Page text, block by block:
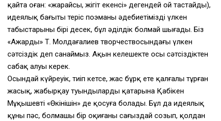
қайта оған: «жарайсың, жігіт екенсің» дегендей ой тастайды),
идеялық бағыты теріс поэманы әдебиетіміздің үлкен
табыстарының бірі десек, бұл әділдік болмай шығады. Біз
«Ажарды» Т. Молдағалиев творчествосындағы үлкен
сәтсіздік деп санаймыз. Ақын келешекте осы сәтсіздіктен
сабақ алуы керек.
Осындай күйреуік, тиіп кетсең, жас бұрқ ете қалғалы тұрған
жасық, жабырқау туындылардың қатарына Қабікен
Мұқышевтің «Өкінішін» де қосуға болады. Бұл да идеялық
құны пәс, болмашы бір оқиғаны сағыздай созып, қолдан